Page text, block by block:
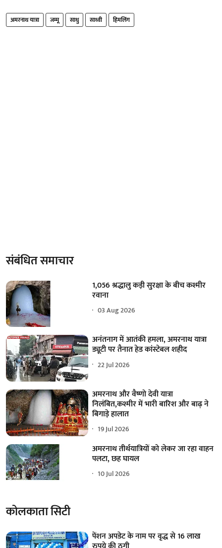
अमरनाथ यात्रा जम्मू साधु साध्वी हिमलिंग
संबंधित समाचार
1,056 श्रद्धालु कड़ी सुरक्षा के बीच कश्मीर
रवाना
03 Aug 2026
अनंतनाग में आतंकी हमला, अमरनाथ यात्रा
ड्यूटी पर तैनात हेड कांस्टेबल शहीद
22 Jul 2026
अमरनाथ और वैष्णो देवी यात्रा
निलंबित,कश्मीर में भारी बारिश और बाढ़ ने
बिगाड़े हालात
19 Jul 2026
अमरनाथ तीर्थयात्रियों को लेकर जा रहा वाहन
पलटा, छह घायल
10 Jul 2026
कोलकाता सिटी
पेंशन अपडेट के नाम पर वृद्ध से 16 लाख